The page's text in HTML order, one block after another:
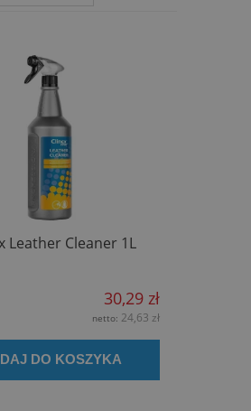
Leather Cleaner 1L
30,29 zł
netto: 24,63 zł
DO KOSZYKA